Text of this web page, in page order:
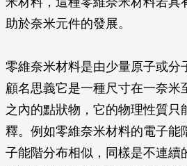
助於奈米元件的發展。
零維奈米材料是由少量原子或分
顧名思義它是一種尺寸在一奈米
之內的點狀物，它的物理性質只
釋。例如零維奈米材料的電子能
子能階分布相似，同樣是不連續